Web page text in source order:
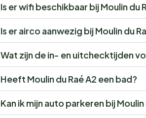
Is er wifi beschikbaar bij Moulin du
Is er airco aanwezig bij Moulin du
Wat zijn de in- en uitchecktijden
Heeft Moulin du Raé A2 een bad?
Kan ik mijn auto parkeren bij Moulin